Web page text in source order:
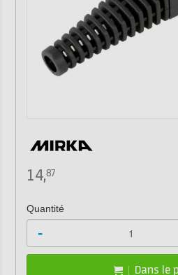
14,87
Quantité
-
Dans le